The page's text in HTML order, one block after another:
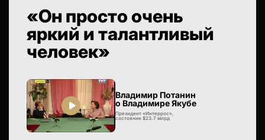
«Он просто очень
яркий и талантливый
человек»
Владимир Потанин
о Владимире Якубе
Президент «Интеррос»,
состояние $23.7 млрд